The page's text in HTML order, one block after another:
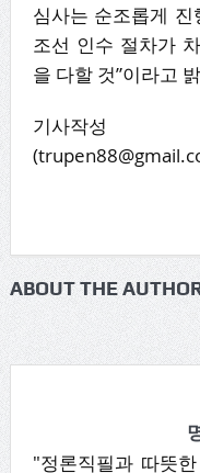
심사는 순조롭게 진
조선 인수 절차가
을 다할 것”이라고
기사작성
ABOUT THE
"정론직필과 따뜻